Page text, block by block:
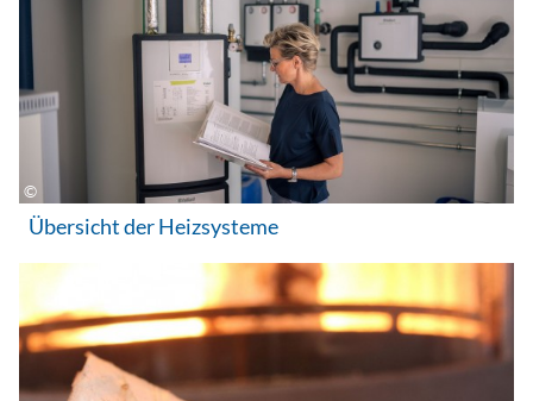
Übersicht der Heizsysteme